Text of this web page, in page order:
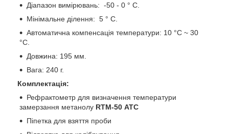
Діапазон вимірювань: -50 - 0 ° C.
Мінімальне ділення: 5 ° C.
Автоматична компенсація температури: 10 °C ~ 30
°C.
Довжина: 195 мм.
Вага: 240 г.
Комплектація:
Рефрактометр для визначення температури
замерзання метанолу RТМ-50 ATC
Піпетка для взяття проби